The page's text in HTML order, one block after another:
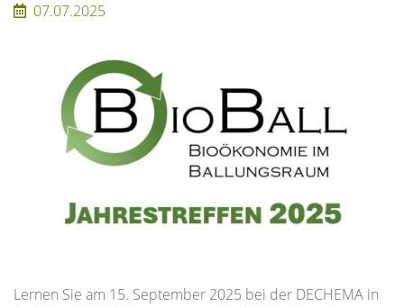
07.07.2025
Lernen Sie am 15. September 2025 bei der DECHEMA in